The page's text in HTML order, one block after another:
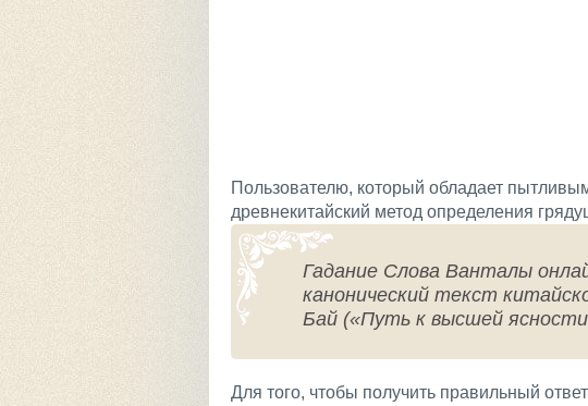
Пользователю, который обладает
древнекитайский метод определения
Гадание Слова Ванталы
канонический текст
Бай («Путь к высшей
Для того, чтобы получить правильный